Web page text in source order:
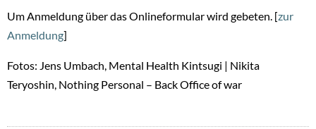
Um Anmeldung über das Onlineformular wird gebeten. [zur
Anmeldung]
Fotos: Jens Umbach, Mental Health Kintsugi | Nikita
Teryoshin, Nothing Personal – Back Office of war